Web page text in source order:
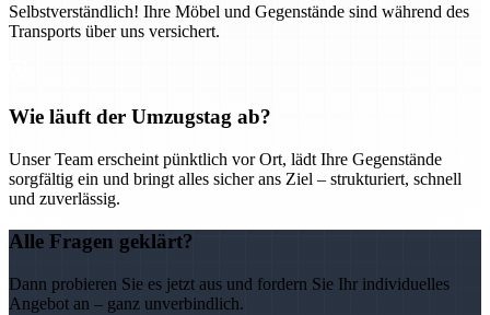
Selbstverständlich! Ihre Möbel und Gegenstände sind während des
Transports über uns versichert.
Wie läuft der Umzugstag ab?
Unser Team erscheint pünktlich vor Ort, lädt Ihre Gegenstände
sorgfältig ein und bringt alles sicher ans Ziel – strukturiert, schnell
und zuverlässig.
Alle Fragen geklärt?
Dann probieren Sie es jetzt aus und fordern Sie Ihr individuelles
Angebot an – ganz unverbindlich.